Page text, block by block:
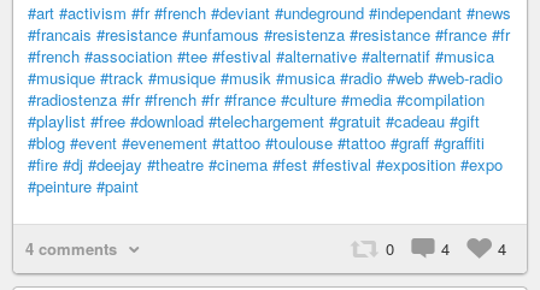
#art #activism #fr #french #deviant #undeground #independant #news
#francais #resistance #unfamous #resistenza #resistance #france #fr
#french #association #tee #festival #alternative #alternatif #musica
#musique #track #musique #musik #musica #radio #web #web-radio
#radiostenza #fr #french #fr #france #culture #media #compilation
#playlist #free #download #telechargement #gratuit #cadeau #gift
#blog #event #evenement #tattoo #toulouse #tattoo #graff #graffiti
#fire #dj #deejay #theatre #cinema #fest #festival #exposition #expo
#peinture #paint
4 comments 0 4 4